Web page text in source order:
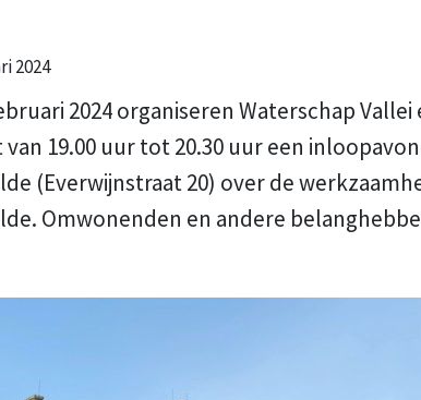
2024
2024 organiseren Waterschap
19.00 uur tot 20.30 uur een
(Everwijnstraat 20) over de
Omwonenden en andere